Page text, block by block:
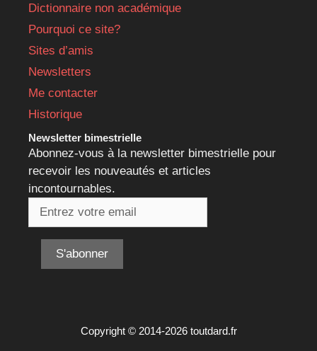
Dictionnaire non académique
Pourquoi ce site?
Sites d’amis
Newsletters
Me contacter
Historique
Newsletter bimestrielle
Abonnez-vous à la newsletter bimestrielle pour
recevoir les nouveautés et articles
incontournables.
Copyright © 2014-2026 toutdard.fr